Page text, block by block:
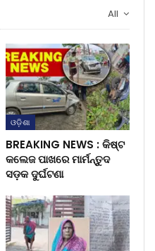
All
ଓଡ଼ିଶା
BREAKING NEWS : କିଷ୍ଟ
କଲେଜ ପାଖରେ ମାର୍ମନ୍ତୁଦ
ସଡ଼କ ଦୁର୍ଘଟଣା